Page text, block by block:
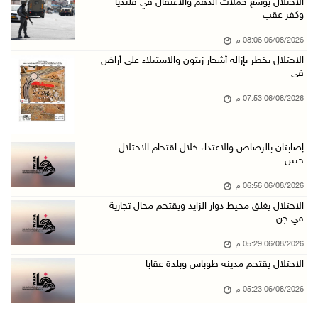
"النقل والمواصلات" تطلق حملة لترخيص الجرارات ...
06/آب/2026 04:26 م
إرهاب المستوطنين يضرب في خربة الطوبا
06/آب/2026 03:06 م
الخليلي تبحث مع النائب العام تعزيز الشراكة في ...
06/آب/2026 02:41 م
وزير العدل يبحث مع السفير التركي تعزيز التعاو ...
06/آب/2026 02:37 م
الاحتلال يوسع حملات الدهم والاعتقال في قلنديا
وكفر عقب
06/08/2026 08:06 م
الاحتلال يخطر بإزالة أشجار زيتون والاستيلاء على أراض
في
06/08/2026 07:53 م
إصابتان بالرصاص والاعتداء خلال اقتحام الاحتلال
جنين
06/08/2026 06:56 م
الاحتلال يغلق محيط دوار الزايد ويقتحم محال تجارية
في جن
06/08/2026 05:29 م
الاحتلال يقتحم مدينة طوباس وبلدة عقابا
06/08/2026 05:23 م